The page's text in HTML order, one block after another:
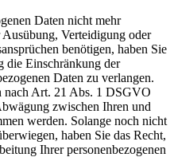
Daten nicht mehr
Verteidigung oder
benötigen, haben Sie
die Einschränkung der
Daten zu verlangen.
nach Art. 21 Abs. 1 DSGVO
zwischen Ihren und
werden. Solange noch nicht
haben Sie das Recht,
Ihrer personenbezogenen